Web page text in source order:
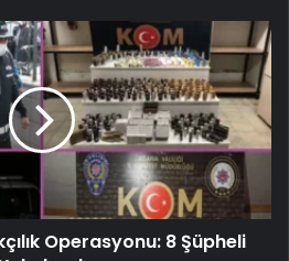
Operasyonu: 8 Şüpheli